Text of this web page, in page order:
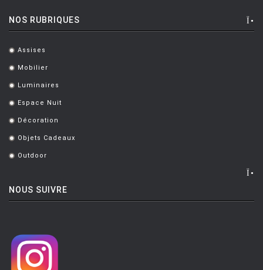
NOS RUBRIQUES
. Assises
. Mobilier
. Luminaires
. Espace Nuit
. Décoration
. Objets Cadeaux
. Outdoor
NOUS SUIVRE